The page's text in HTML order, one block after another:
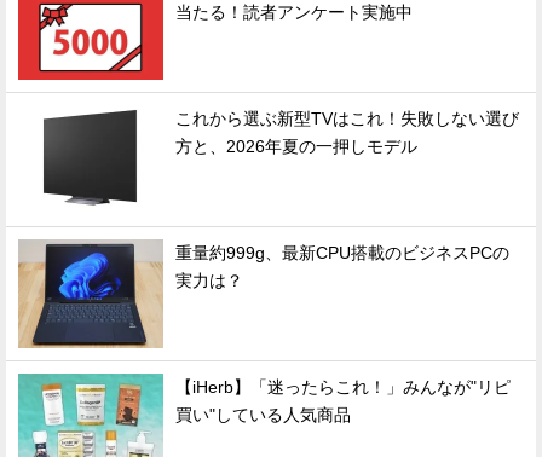
当たる！読者アンケート実施中
これから選ぶ新型TVはこれ！失敗しない選び
方と、2026年夏の一押しモデル
重量約999g、最新CPU搭載のビジネスPCの
実力は？
【iHerb】「迷ったらこれ！」みんなが"リピ
買い"している人気商品